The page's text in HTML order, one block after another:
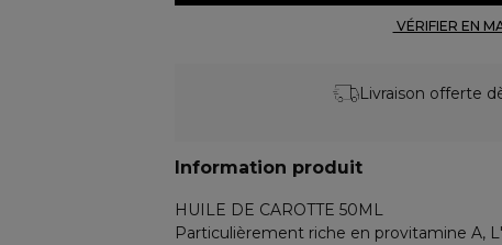
Livraison offerte
Information produit
HUILE DE CAROTTE 50ML
Particulièrement riche en provitamine A,